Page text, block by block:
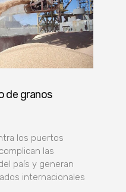
de granos
los puertos
las
país y generan
internacionales